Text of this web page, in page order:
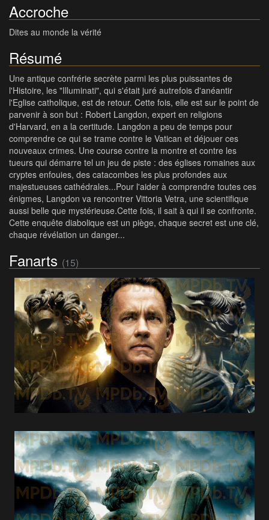
Accroche
Dites au monde la vérité
Résumé
Une antique confrérie secrète parmi les plus puissantes de
l'Histoire, les "Illuminati", qui s'était juré autrefois d'anéantir
l'Eglise catholique, est de retour. Cette fois, elle est sur le point de
parvenir à son but : Robert Langdon, expert en religions
d'Harvard, en a la certitude. Langdon a peu de temps pour
comprendre ce qui se trame contre le Vatican et déjouer ces
nouveaux crimes. Une course contre la montre et contre les
tueurs qui démarre tel un jeu de piste : des églises romaines aux
cryptes enfouies, des catacombes les plus profondes aux
majestueuses cathédrales...Pour l'aider à comprendre toutes ces
énigmes, Langdon va rencontrer Vittoria Vetra, une scientifique
aussi belle que mystérieuse.Cette fois, il sait à qui il se confronte.
Cette enquête diabolique est un piège, chaque secret est une clé,
chaque révélation un danger...
Fanarts (15)